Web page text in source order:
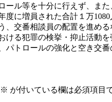
ル等を十分に行えず、ま
度に増員された合計１万
、交番相談員の配置を進め
る犯罪の検挙・抑止活動を
トロールの強化と空き交
※ が付いている欄は必須項目